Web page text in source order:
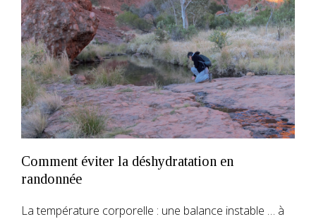
Comment éviter la déshydratation en
randonnée
La température corporelle : une balance instable … à